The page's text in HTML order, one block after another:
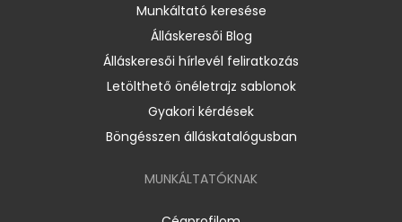
Munkáltató keresése
Álláskeresői Blog
Álláskeresői hírlevél feliratkozás
Letölthető önéletrajz sablonok
Gyakori kérdések
Böngésszen álláskatalógusban
MUNKÁLTATÓKNAK